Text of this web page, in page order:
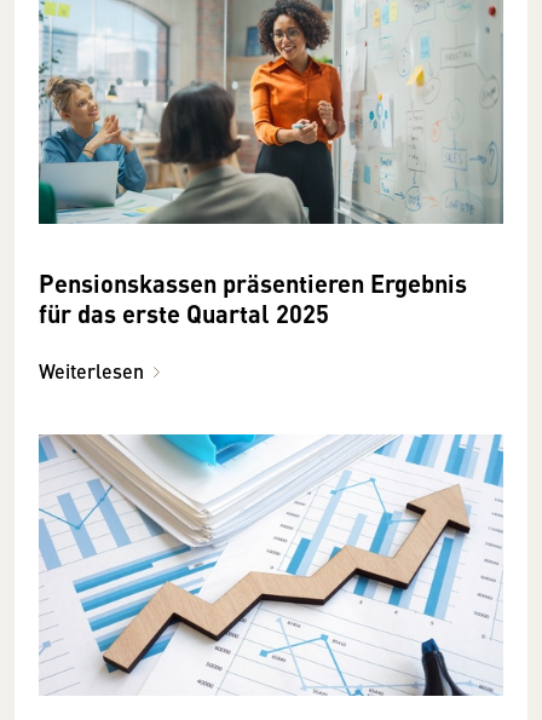
Pensionskassen präsentieren Ergebnis
für das erste Quartal 2025
Weiterlesen